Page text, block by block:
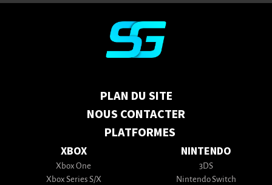
PLAN DU SITE
NOUS CONTACTER
PLATFORMES
XBOX
Xbox One
Xbox Series S/X
NINTENDO
3DS
Nintendo Switch